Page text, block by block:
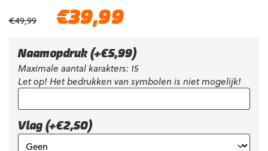
€49,99
Oorspronkelijke
€49,99.
€39,99
€39,99.
Naamopdruk (+€5,99)
Maximale aantal karakters: 15
Let op! Het bedrukken van symbolen is niet mogelijk!
Vlag (+€2,50)